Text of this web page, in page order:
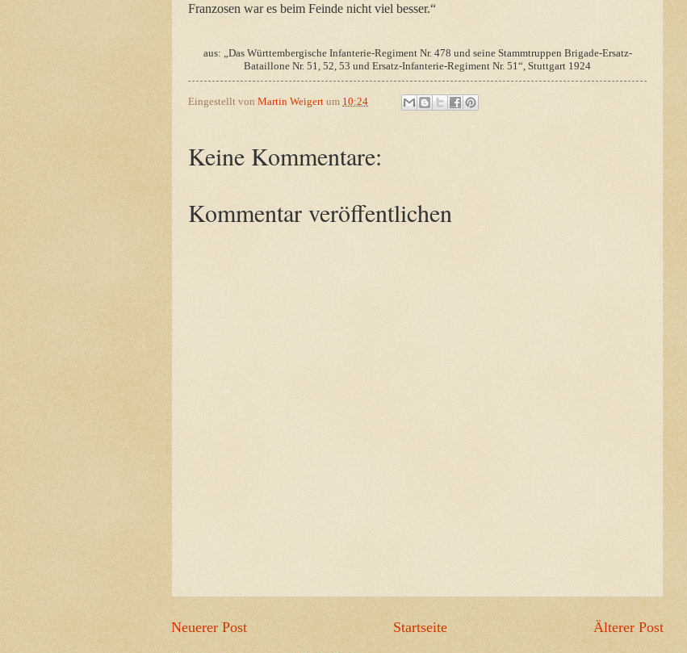
Franzosen war es beim Feinde nicht viel besser.“
aus: „Das Württembergische Infanterie-Regiment Nr. 478 und seine Stammtruppen Brigade-Ersatz-
Bataillone Nr. 51, 52, 53 und Ersatz-Infanterie-Regiment Nr. 51“, Stuttgart 1924
Eingestellt von Martin Weigert um 10:24
Keine Kommentare:
Kommentar veröffentlichen
Neuerer Post Älterer Post
Startseite